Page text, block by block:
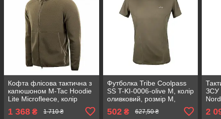
Кофта флісова тактична з
капюшоном M-Tac Hoodie
Lite Microfleece, колір
унісекс
1 368 ₴ 1 710 ₴
Футболка Tribe Coolpass
SS T-KI-0006-olive M, колір
оливковий, розмір M,
502₴ 627,50 ₴
ЗСУ
2